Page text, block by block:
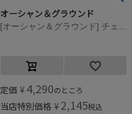
オーシャン＆グラウンド
定価 ¥ 4,290のところ
当店特別価格 ¥ 2,145税込